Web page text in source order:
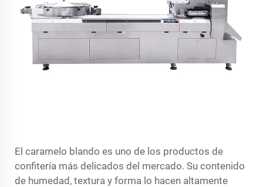
El caramelo blando es uno de los productos de
confitería más delicados del mercado. Su contenido
de humedad, textura y forma lo hacen altamente